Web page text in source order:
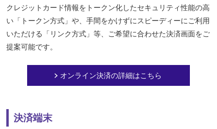
クレジットカード情報をトークン化したセキュリティ性能の高
い「トークン方式」や、手間をかけずにスピーディーにご利用
いただける「リンク方式」等、ご希望に合わせた決済画面をご
提案可能です。
オンライン決済の詳細はこちら
決済端末